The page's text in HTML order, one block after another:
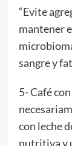
“Evite
mantener
sangre y
5- Café
con leche
nutritiva y